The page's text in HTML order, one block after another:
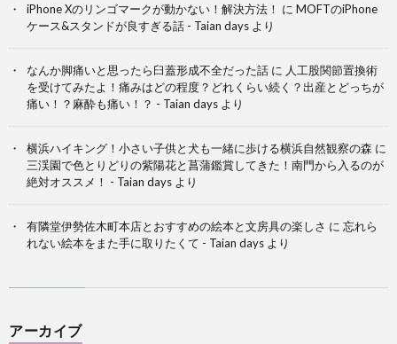
iPhone Xのリンゴマークが動かない！解決方法！ に MOFTのiPhone
ケース&スタンドが良すぎる話 - Taian days より
なんか脚痛いと思ったら臼蓋形成不全だった話 に 人工股関節置換術
を受けてみたよ！痛みはどの程度？どれくらい続く？出産とどっちが
痛い！？麻酔も痛い！？ - Taian days より
横浜ハイキング！小さい子供と犬も一緒に歩ける横浜自然観察の森 に
三渓園で色とりどりの紫陽花と菖蒲鑑賞してきた！南門から入るのが
絶対オススメ！ - Taian days より
有隣堂伊勢佐木町本店とおすすめの絵本と文房具の楽しさ に 忘れら
れない絵本をまた手に取りたくて - Taian days より
アーカイブ